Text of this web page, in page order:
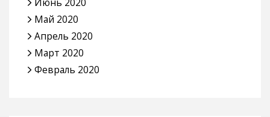
Май 2020
Апрель 2020
Март 2020
Февраль 2020